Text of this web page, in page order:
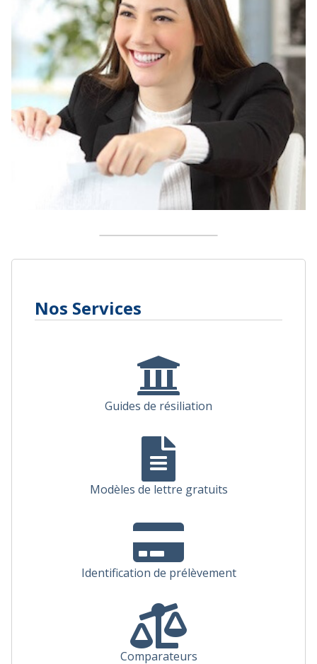
Nos Services
Guides de résiliation
Modèles de lettre gratuits
Identification de prélèvement
Comparateurs